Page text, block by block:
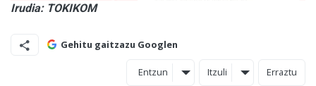
Irudia: TOKIKOM
Gehitu gaitzazu Googlen
Entzun Itzuli Erraztu